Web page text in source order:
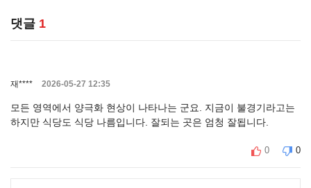
댓글 1
재**** 2026-05-27 12:35
모든 영역에서 양극화 현상이 나타나는 군요. 지금이 불경기라고는
하지만 식당도 식당 나름입니다. 잘되는 곳은 엄청 잘됩니다.
0 0